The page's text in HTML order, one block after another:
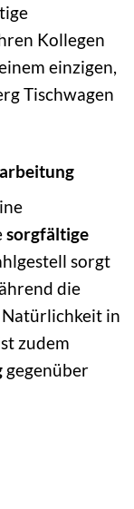
Kollegen
einzigen,
Tischwagen
sorgfältige
sorgt
die
Natürlichkeit in
zudem
gegenüber